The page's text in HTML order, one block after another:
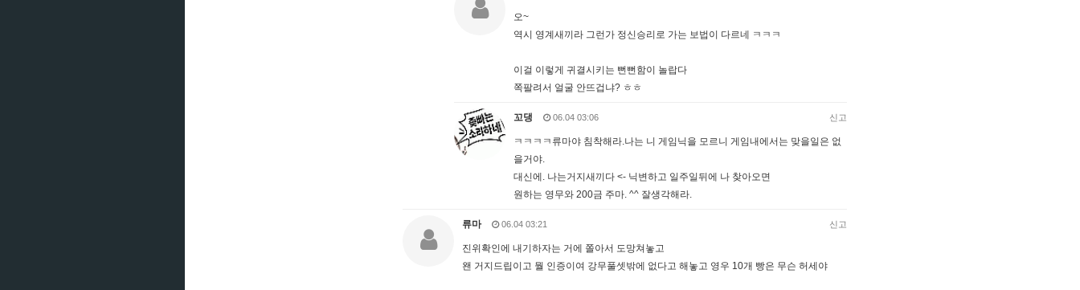
오~
역시 영계새끼라 그런가 정신승리로 가는 보법이 다르네 ㅋㅋㅋ
이걸 이렇게 귀결시키는 뻔뻔함이 놀랍다
쪽팔려서 얼굴 안뜨겁냐? ㅎㅎ
꼬댕 06.04 03:06 신고
ㅋㅋㅋㅋ류마야 침착해라.나는 니 게임닉을 모르니 게임내에서는 맞을일은 없
을거야.
대신에. 나는거지새끼다 <- 닉변하고 일주일뒤에 나 찾아오면
원하는 영무와 200금 주마. ^^ 잘생각해라.
류마 06.04 03:21 신고
진위확인에 내기하자는 거에 쫄아서 도망쳐놓고
왠 거지드립이고 뭘 인증이여 강무풀셋밖에 없다고 해놓고 영우 10개 빵은 무슨 허세야